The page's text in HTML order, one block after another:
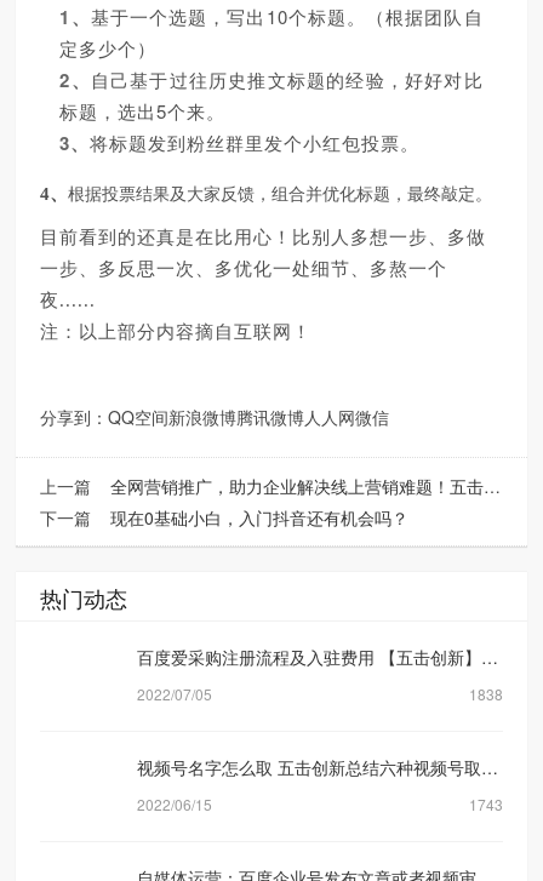
1、 基于一个选题，写出 10个标题。（根据团队自
定多少个）
2、
自己基于过往历史推文标题的经验，好好对比
标题，选出5个来。
3、将标题发到粉丝群里发个小红包投票。
4、根据投票结果及大家反馈，组合并优化标题，最终敲定。
目前看到的还真是在比用心！比别人多想一步、多做
一步、多反思一次、多优化一处细节、多熬一个
夜......
注：以上部分内容摘自互联网！
分享到：QQ空间新浪微博腾讯微博人人网微信
上一篇全网营销推广，助力企业解决线上营销难题！五击网络营销外包公司
下一篇现在0基础小白，入门抖音还有机会吗？
热门动态
百度爱采购注册流程及入驻费用 【五击创新】网络营销公司
2022/07/05 1838
视频号名字怎么取 五击创新总结六种视频号取名方式
2022/06/15 1743